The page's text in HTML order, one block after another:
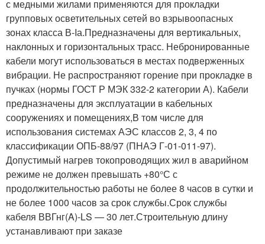
с медными жилами применяются для прокладки
групповых осветительных сетей во взрывоопасных
зонах класса В-Iа.Предназначены для вертикальных,
наклонных и горизонтальных трасс. Небронированные
кабели могут использоваться в местах подверженных
вибрации. Не распространяют горение при прокладке в
пучках (нормы ГОСТ Р МЭК 332-2 категории А). Кабели
предназначены для эксплуатации в кабельных
сооружениях и помещениях,В том числе для
использования системах АЭС классов 2, 3, 4 по
классификации ОПБ-88/97 (ПНАЭ Г-01-011-97).
Допустимый нагрев токопроводящих жил в аварийном
режиме не должен превышать +80°С с
продолжительностью работы не более 8 часов в сутки и
не более 1000 часов за срок службы.Срок службы
кабеля ВВГнг(A)-LS — 30 лет.Строительную длину
устанавливают при заказе